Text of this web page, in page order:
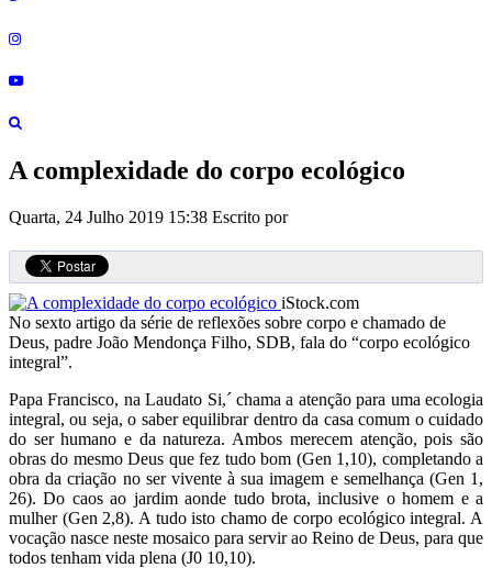
A complexidade do corpo ecológico
Quarta, 24 Julho 2019 15:38 Escrito por
iStock.com
No sexto artigo da série de reflexões sobre corpo e chamado de
Deus, padre João Mendonça Filho, SDB, fala do “corpo ecológico
integral”.
Papa Francisco, na Laudato Si,´ chama a atenção para uma ecologia
integral, ou seja, o saber equilibrar dentro da casa comum o cuidado
do ser humano e da natureza. Ambos merecem atenção, pois são
obras do mesmo Deus que fez tudo bom (Gen 1,10), completando a
obra da criação no ser vivente à sua imagem e semelhança (Gen 1,
26). Do caos ao jardim aonde tudo brota, inclusive o homem e a
mulher (Gen 2,8). A tudo isto chamo de corpo ecológico integral. A
vocação nasce neste mosaico para servir ao Reino de Deus, para que
todos tenham vida plena (J0 10,10).